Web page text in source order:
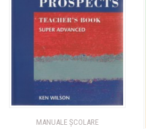
MANUALE ŞCOLARE